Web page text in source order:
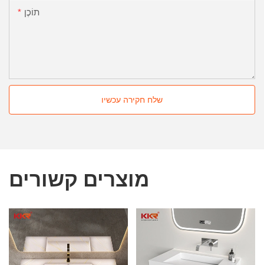
תוֹכֶן
שלח חקירה עכשיו
מוצרים קשורים